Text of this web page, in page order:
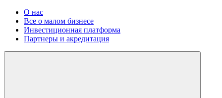
О нас
Все о малом бизнесе
Инвестиционная платформа
Партнеры и акредитация